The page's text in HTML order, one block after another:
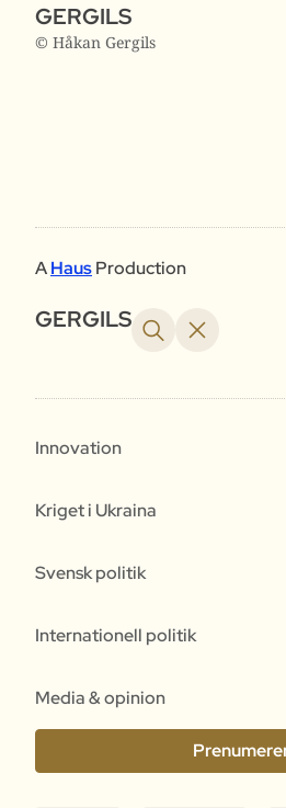
GERGILS
© Håkan Gergils
AHausProduction
GERGILS
Innovation
Kriget i Ukraina
Svensk politik
Internationell politik
Media & opinion